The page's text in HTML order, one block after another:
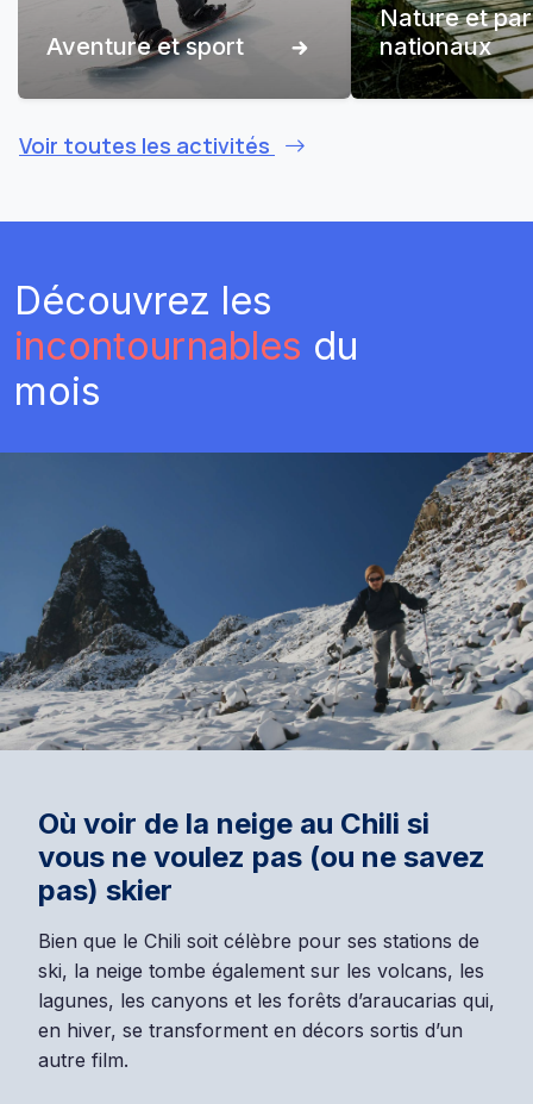
Aventure et sport
Nature et
nationaux
Voir toutes les activités
Découvrez les
incontournables du
mois
Où voir de la neige au Chili si
vous ne voulez pas (ou ne savez
pas) skier
Bien que le Chili soit célèbre pour ses stations de
ski, la neige tombe également sur les volcans, les
lagunes, les canyons et les forêts d’araucarias qui,
en hiver, se transforment en décors sortis d’un
autre film.